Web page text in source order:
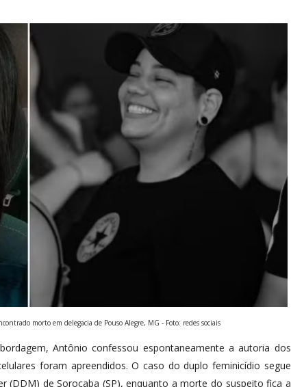
morto em delegacia de Pouso Alegre, MG - Foto: redes sociais
Antônio confessou espontaneamente a autoria dos
foram apreendidos. O caso do duplo feminicídio segue
(DDM) de Sorocaba (SP), enquanto a morte do suspeito fica a